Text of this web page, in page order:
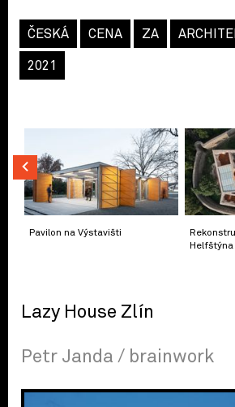
ČESKÁ CENA ZA
2021
Pavilon na Výstavišti
Helfštýna
Lazy House Zlín
Petr Janda / brainwork